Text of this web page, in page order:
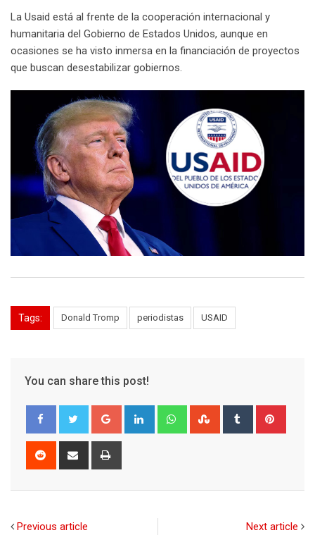
La Usaid está al frente de la cooperación internacional y
humanitaria del Gobierno de Estados Unidos, aunque en
ocasiones se ha visto inmersa en la financiación de proyectos
que buscan desestabilizar gobiernos.
Tags: Donald Tromp periodistas USAID
You can share this post!
Google+ LinkedIn WhatsappStumbleUpon
Tumblr
Reddit
Share
Previous article Next article